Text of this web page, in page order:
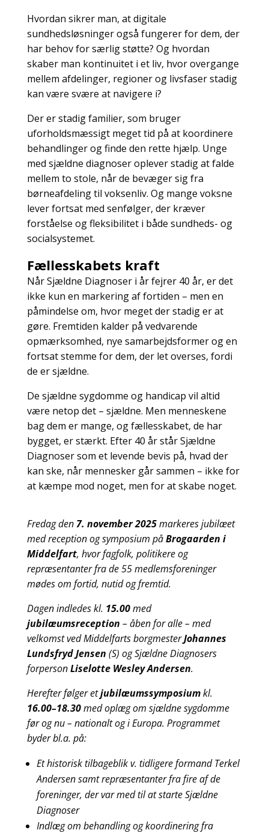
Hvordan sikrer man, at digitale
sundhedsløsninger også fungerer for dem, der
har behov for særlig støtte? Og hvordan
skaber man kontinuitet i et liv, hvor overgange
mellem afdelinger, regioner og livsfaser stadig
kan være svære at navigere i?
Der er stadig familier, som bruger
uforholdsmæssigt meget tid på at koordinere
behandlinger og finde den rette hjælp. Unge
med sjældne diagnoser oplever stadig at falde
mellem to stole, når de bevæger sig fra
børneafdeling til voksenliv. Og mange voksne
lever fortsat med senfølger, der kræver
forståelse og fleksibilitet i både sundheds- og
socialsystemet.
Fællesskabets kraft
Når Sjældne Diagnoser i år fejrer 40 år, er det
ikke kun en markering af fortiden – men en
påmindelse om, hvor meget der stadig er at
gøre. Fremtiden kalder på vedvarende
opmærksomhed, nye samarbejdsformer og en
fortsat stemme for dem, der let overses, fordi
de er sjældne.
De sjældne sygdomme og handicap vil altid
være netop det – sjældne. Men menneskene
bag dem er mange, og fællesskabet, de har
bygget, er stærkt. Efter 40 år står Sjældne
Diagnoser som et levende bevis på, hvad der
kan ske, når mennesker går sammen – ikke for
at kæmpe mod noget, men for at skabe noget.
Fredag den7. november 2025markeres jubilæet
med reception og symposium påBrogaarden i
Middelfart, hvor fagfolk, politikere og
repræsentanter fra de 55 medlemsforeninger
mødes om fortid, nutid og fremtid.
Dagen indledes kl. 15.00med
jubilæumsreception – åben for alle – med
velkomst ved Middelfarts borgmesterJohannes
Lundsfryd Jensen (S) og Sjældne Diagnosers
forpersonLiselotte Wesley Andersen.
Herefter følger etjubilæumssymposiumkl.
16.00–18.30med oplæg om sjældne sygdomme
før og nu – nationalt og i Europa. Programmet
byder bl.a. på:
Et historisk tilbageblik v. tidligere formand Terkel
Andersen samt repræsentanter fra fire af de
foreninger, der var med til at starte Sjældne
Diagnoser
Indlæg om behandling og koordinering fra